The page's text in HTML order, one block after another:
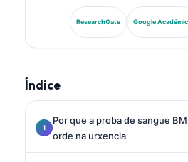
laboratorio e investigación de
presidente da Sociedade
especialízase na análise de
ResearchGate Google
Índice
Por que a proba de sangue
orde na urxencia